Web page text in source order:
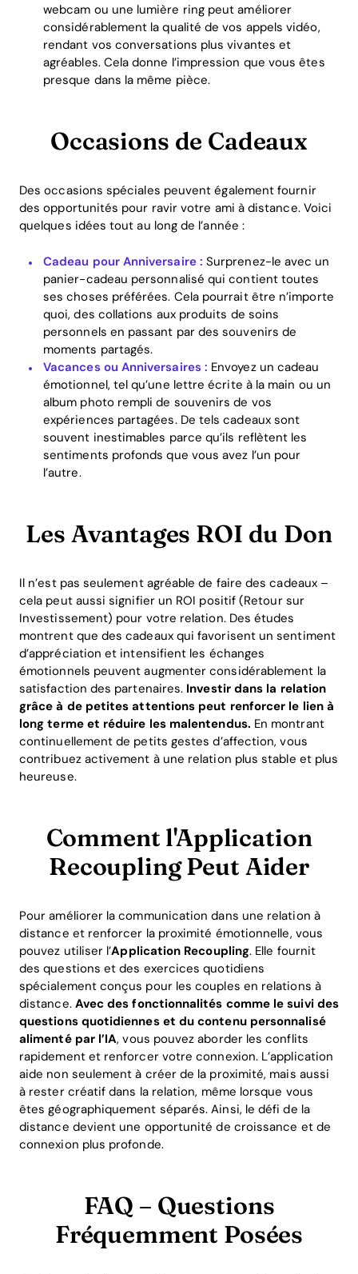
Home
Download
webcam ou une lumière ring peut améliorer
considérablement la qualité de vos appels vidéo,
rendant vos conversations plus vivantes et
agréables. Cela donne l’impression que vous êtes
presque dans la même pièce.
Occasions de Cadeaux
Des occasions spéciales peuvent également fournir
des opportunités pour ravir votre ami à distance. Voici
quelques idées tout au long de l’année :
Cadeau pour Anniversaire : Surprenez-le avec un
panier-cadeau personnalisé qui contient toutes
ses choses préférées. Cela pourrait être n’importe
quoi, des collations aux produits de soins
personnels en passant par des souvenirs de
moments partagés.
Vacances ou Anniversaires : Envoyez un cadeau
émotionnel, tel qu’une lettre écrite à la main ou un
album photo rempli de souvenirs de vos
expériences partagées. De tels cadeaux sont
souvent inestimables parce qu’ils reflètent les
sentiments profonds que vous avez l’un pour
l’autre.
Les Avantages ROI du Don
Il n’est pas seulement agréable de faire des cadeaux –
cela peut aussi signifier un ROI positif (Retour sur
Investissement) pour votre relation. Des études
montrent que des cadeaux qui favorisent un sentiment
d’appréciation et intensifient les échanges
émotionnels peuvent augmenter considérablement la
satisfaction des partenaires. Investir dans la relation
grâce à de petites attentions peut renforcer le lien à
long terme et réduire les malentendus. En montrant
continuellement de petits gestes d’affection, vous
contribuez activement à une relation plus stable et plus
heureuse.
Comment l'Application
Recoupling Peut Aider
Pour améliorer la communication dans une relation à
distance et renforcer la proximité émotionnelle, vous
pouvez utiliser l’Application Recoupling. Elle fournit
des questions et des exercices quotidiens
spécialement conçus pour les couples en relations à
distance. Avec des fonctionnalités comme le suivi des
questions quotidiennes et du contenu personnalisé
alimenté par l’IA, vous pouvez aborder les conflits
rapidement et renforcer votre connexion. L’application
aide non seulement à créer de la proximité, mais aussi
à rester créatif dans la relation, même lorsque vous
êtes géographiquement séparés. Ainsi, le défi de la
distance devient une opportunité de croissance et de
connexion plus profonde.
FAQ – Questions
Fréquemment Posées